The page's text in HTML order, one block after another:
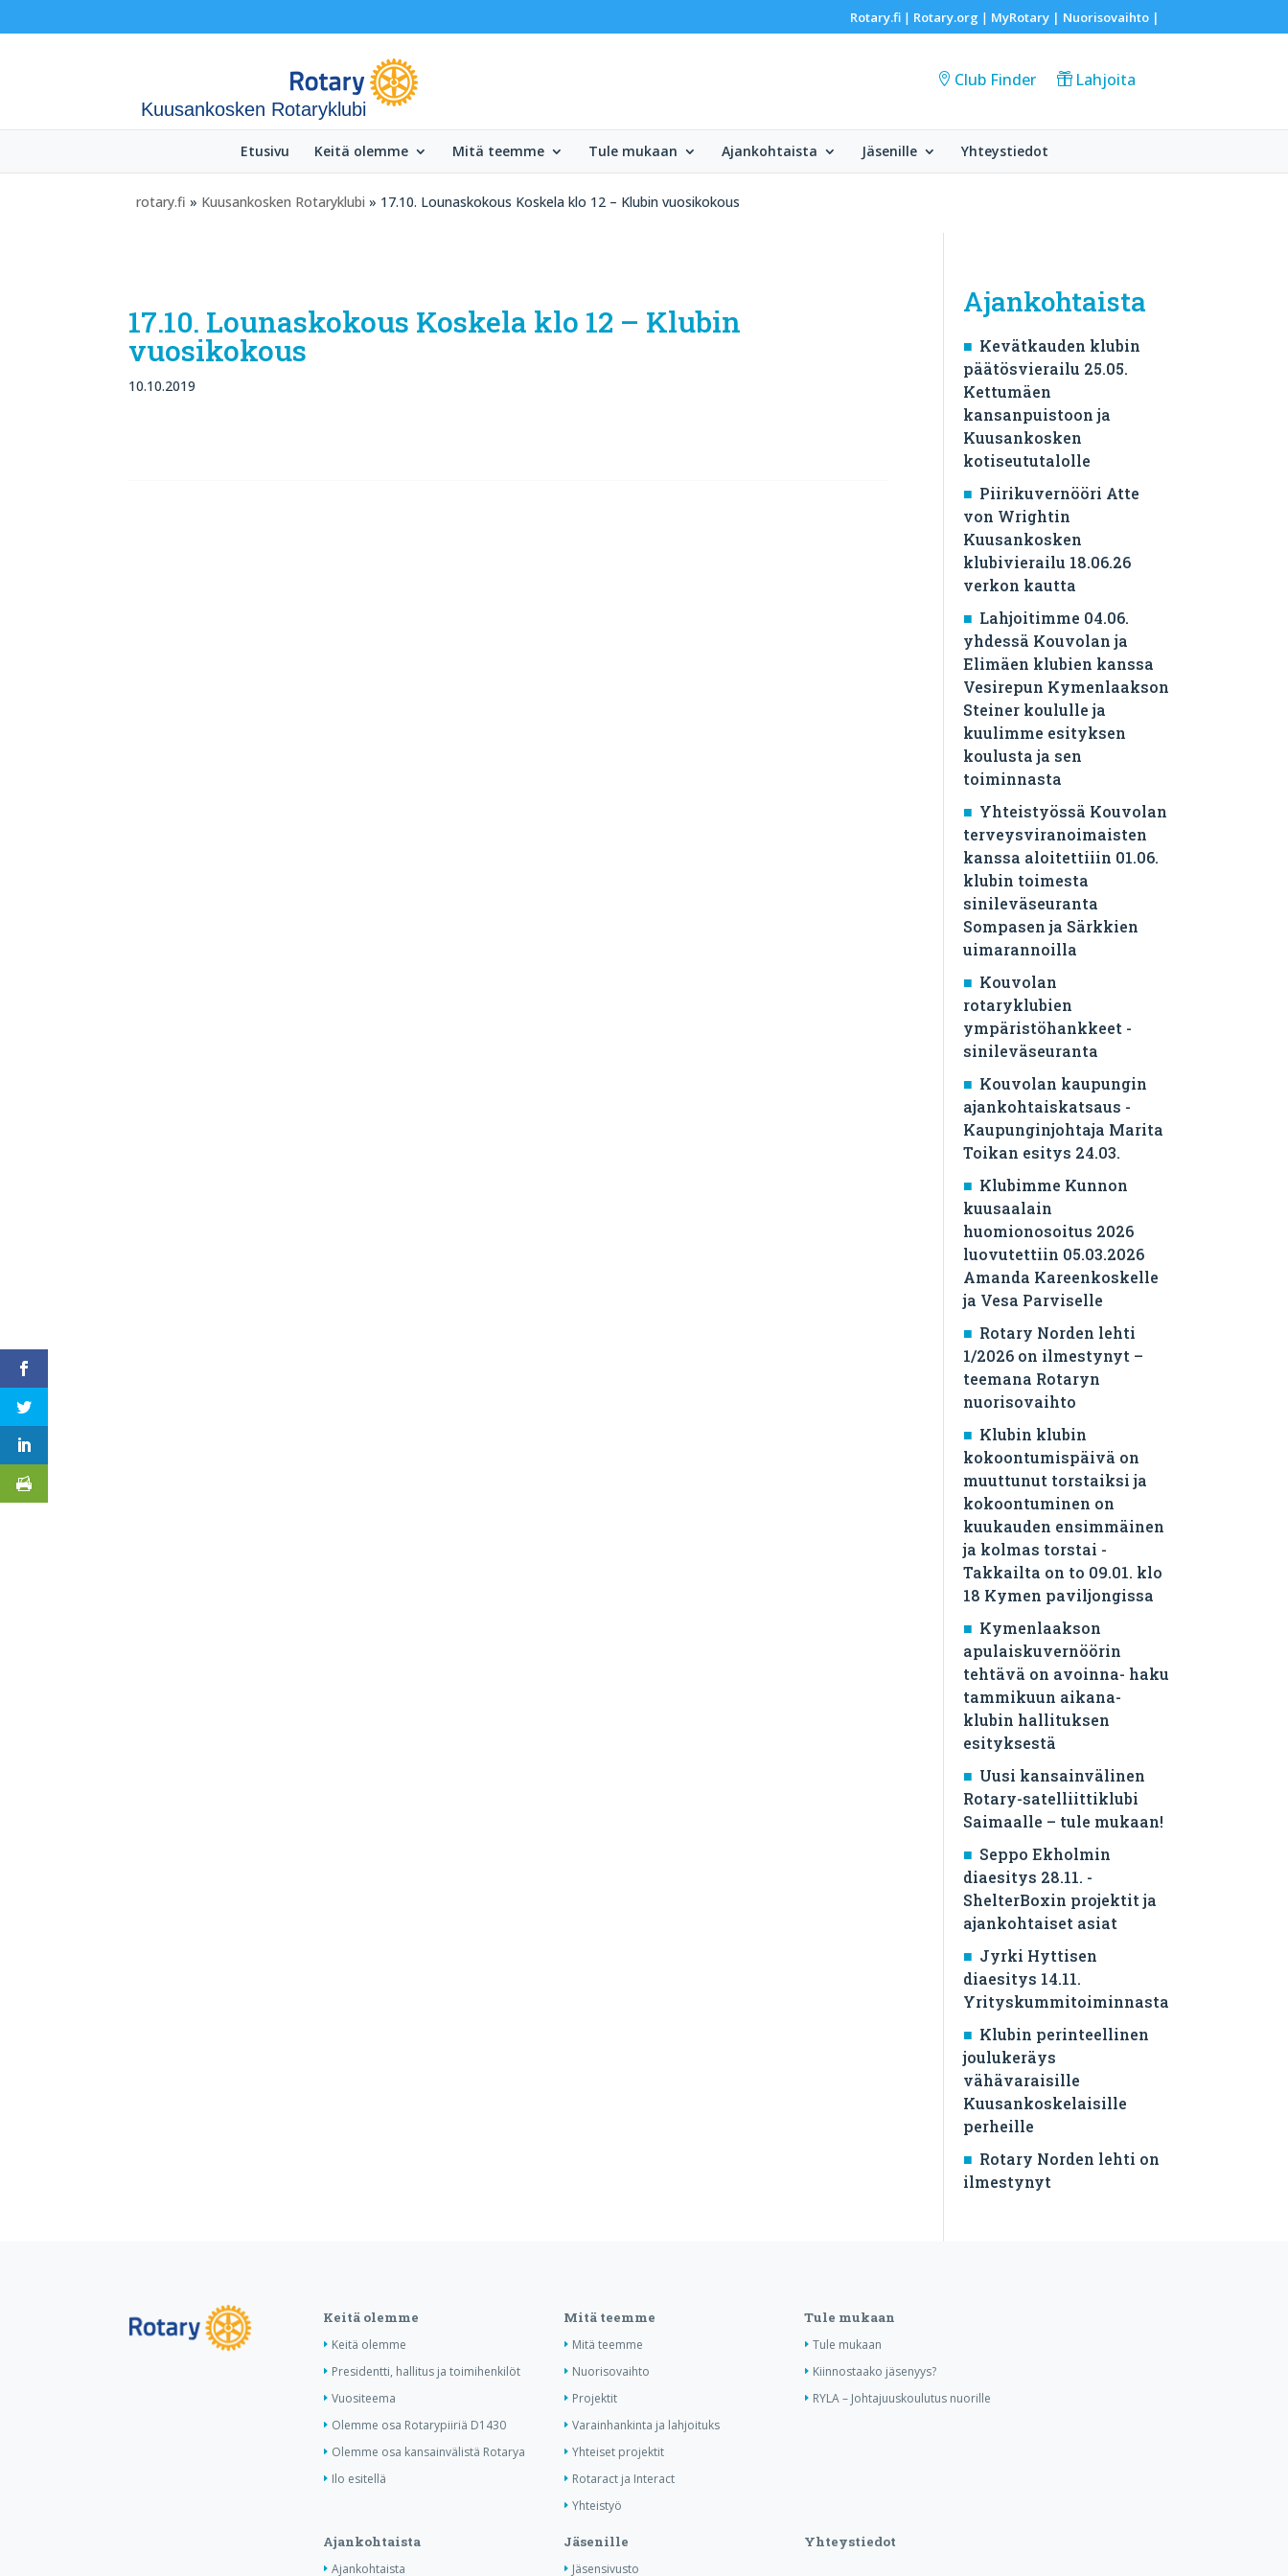
Rotary.fi| Rotary.org | MyRotary | Nuorisovaihto|
Kuusankosken Rotaryklubi
Club Finder Lahjoita
Etusivu Keitä olemme Mitä teemme Tule mukaan Ajankohtaista Jäsenille Yhteystiedot
rotary.fi » Kuusankosken Rotaryklubi » 17.10. Lounaskokous Koskela klo 12 – Klubin vuosikokous
17.10. Lounaskokous Koskela klo 12 – Klubin
vuosikokous
10.10.2019
Ajankohtaista
Kevätkauden klubin
päätösvierailu 25.05.
Kettumäen
kansanpuistoon ja
Kuusankosken
kotiseututalolle
Piirikuvernööri Atte
von Wrightin
Kuusankosken
klubivierailu 18.06.26
verkon kautta
Lahjoitimme 04.06.
yhdessä Kouvolan ja
Elimäen klubien kanssa
Vesirepun Kymenlaakson
Steiner koululle ja
kuulimme esityksen
koulusta ja sen
toiminnasta
Yhteistyössä Kouvolan
terveysviranoimaisten
kanssa aloitettiiin 01.06.
klubin toimesta
sinileväseuranta
Sompasen ja Särkkien
uimarannoilla
Kouvolan
rotaryklubien
ympäristöhankkeet -
sinileväseuranta
Kouvolan kaupungin
ajankohtaiskatsaus -
Kaupunginjohtaja Marita
Toikan esitys 24.03.
Klubimme Kunnon
kuusaalain
huomionosoitus 2026
luovutettiin 05.03.2026
Amanda Kareenkoskelle
ja Vesa Parviselle
​Rotary Norden lehti
1/2026 on ilmestynyt –
teemana Rotaryn
nuorisovaihto
Klubin klubin
kokoontumispäivä on
muuttunut torstaiksi ja
kokoontuminen on
kuukauden ensimmäinen
ja kolmas torstai -
Takkailta on to 09.01. klo
18 Kymen paviljongissa
Kymenlaakson
apulaiskuvernöörin
tehtävä on avoinna- haku
tammikuun aikana-
klubin hallituksen
esityksestä
Uusi kansainvälinen
Rotary-satelliittiklubi
Saimaalle – tule mukaan!
Seppo Ekholmin
diaesitys 28.11. -
ShelterBoxin projektit ja
ajankohtaiset asiat
Jyrki Hyttisen
diaesitys 14.11.
Yrityskummitoiminnasta
Klubin perinteellinen
joulukeräys
vähävaraisille
Kuusankoskelaisille
perheille
Rotary Norden lehti on
ilmestynyt
Keitä olemme
Keitä olemme
Presidentti, hallitus ja toimihenkilöt
Vuositeema
Olemme osa Rotarypiiriä D1430
Olemme osa kansainvälistä Rotarya
Ilo esitellä
Mitä teemme
Mitä teemme
Nuorisovaihto
Projektit
Varainhankinta ja lahjoituks
Yhteiset projektit
Rotaract ja Interact
Yhteistyö
Tule mukaan
Tule mukaan
Kiinnostaako jäsenyys?
RYLA – Johtajuuskoulutus nuorille
Ajankohtaista
Ajankohtaista
Jäsenille
Jäsensivusto
Yhteystiedot